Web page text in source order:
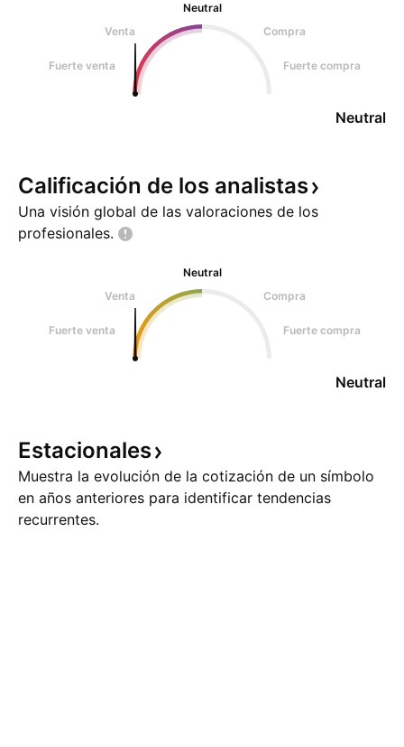
Neutral
Venta
Compra
Fuerte venta Fuerte compra
Neutral
Calificación de los analistas
Una visión global de las valoraciones de los
profesionales.
Neutral
Venta
Compra
Fuerte venta Fuerte compra
Neutral
Estacionales
Muestra la evolución de la cotización de un símbolo
en años anteriores para identificar tendencias
recurrentes.